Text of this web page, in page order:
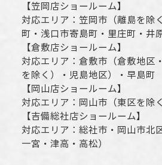
【笠岡店ショールーム】
対応エリア： 笠岡市（離島を除く
町・ 浅口市寄島町・里庄町・ 井
【倉敷店ショールーム】
対応エリア： 倉敷市 （倉敷地区
を除く）・児島地区）・早島町
【岡山店ショールーム】
対応エリア： 岡山市 （東区を除
【吉備総社店ショールーム】
対応エリア： 総社市 ・ 岡山市北
一宮・津高・高松）